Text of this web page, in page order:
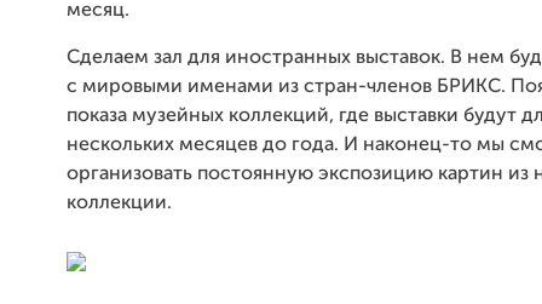
месяц.
Сделаем зал для иностранных выставок. В нем
с мировыми именами из стран-членов БРИКС.
показа музейных коллекций, где выставки будут
нескольких месяцев до года. И наконец-то мы
организовать постоянную экспозицию картин из
коллекции.